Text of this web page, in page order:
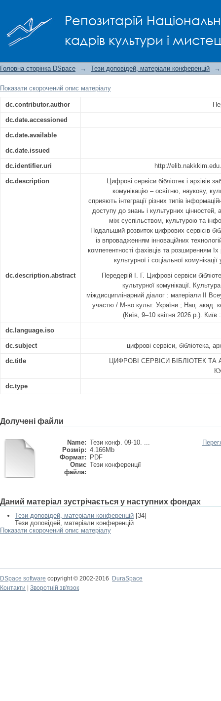
Репозитарій
кадрів культури і
КОМУНІКАЦІЇ
Головна сторінка DSpace → Тези доповідей, матеріали конференцій →
Показати скорочений опис матеріалу
dc.contributor.author
dc.date.accessioned
dc.date.available
dc.date.issued
dc.identifier.uri http://
dc.description
Цифрові сервіси бібліотек і архівів
комунікацію – освітню, наукову,
сприяють інтеграції різних типів
доступу до знань і культурних цінностей,
між суспільством, культурою та
Подальший розвиток цифрових сервісів
із впровадженням інноваційних
компетентності фахівців та розширенням їх
культурної і соціальної
dc.description.abstract
Передерій І. Г. Цифрові сервіси
культурної комунікації.
міждисциплінарний діалог : матеріали ІІ
участю / М-во культ. України ; Нац. акад.
(Київ, 9–10 квітня 2026 р.).
dc.language.iso
dc.subject цифрові сервіси, бібліотека,
dc.title
ЦИФРОВІ СЕРВІСИ БІБЛІОТЕК ТА
dc.type
Долучені файли
Name: Тези конф. 09-10. ...
Розмір: 4.166Mb
Формат:
PDF
Опис
файла:
Тези конференції
Даний матеріал зустрічається у наступних фондах
Тези доповідей, матеріали конференцій [34]
Тези доповідей, матеріали конференцій
Показати скорочений опис матеріалу
DSpace software copyright © 2002-2016
DuraSpace
Контакти
Зворотній зв'язок